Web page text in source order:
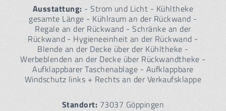
Ausstattung: - Strom und Licht - Kühltheke
gesamte Länge - Kühlraum an der Rückwand -
Regale an der Rückwand - Schränke an der
Rückwand - Hygieneeinheit an der Rückwand -
Blende an der Decke über der Kühltheke -
Werbeblenden an der Decke über Rückwandtheke -
Aufklappbarer Taschenablage - Aufklappbare
Windschutz links + Rechts an der Verkaufsklappe
Standort: 73037 Göppingen